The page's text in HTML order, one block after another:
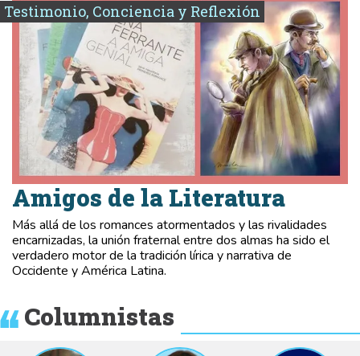
Testimonio, Conciencia y Reflexión
Amigos de la Literatura
Más allá de los romances atormentados y las rivalidades
encarnizadas, la unión fraternal entre dos almas ha sido el
verdadero motor de la tradición lírica y narrativa de
Occidente y América Latina.
Columnistas